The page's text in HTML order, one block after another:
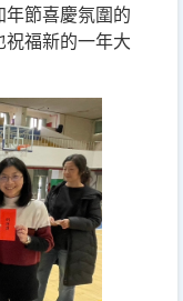
節喜慶氛圍的
福新的一年大